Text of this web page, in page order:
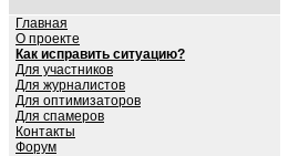
Главная
О проекте
Как исправить ситуацию?
Для участников
Для журналистов
Для оптимизаторов
Для спамеров
Контакты
Форум